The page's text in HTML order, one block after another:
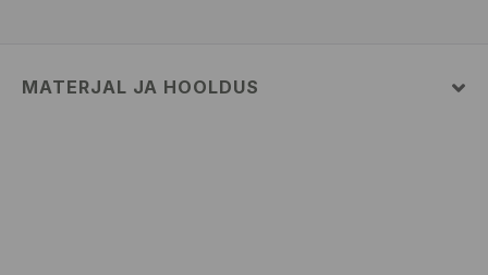
MATERJAL JA HOOLDUS